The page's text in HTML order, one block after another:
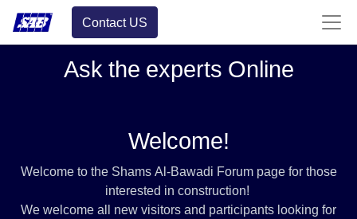
Contact US
Ask the experts Online
Welcome!
Welcome to the Shams Al-Bawadi Forum page for those
interested in construction!
We welcome all new visitors and participants looking for